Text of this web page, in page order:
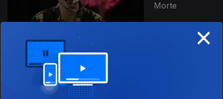
Morte
×